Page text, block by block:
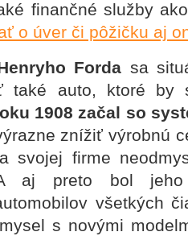
finančné služby
o úver či pôžičku aj
Forda sa
také auto, ktoré by
1908 začal so
znížiť výrobnú
svojej firme
A aj preto bol
všetkých
s novými